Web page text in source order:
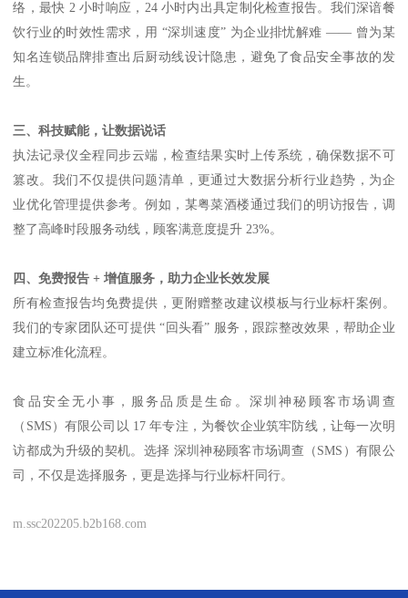
络，最快 2小时响应， 24 小时内出具定制化检查报告。我们深谙餐
饮行业的时效性需求，用 “深圳速度” 为企业排忧解难 —— 曾为某
知名连锁品牌排查出后厨动线设计隐患，避免了食品安全事故的发
生。
三、科技赋能，让数据说话
执法记录仪全程同步云端，检查结果实时上传系统，确保数据不可
篡改。我们不仅提供问题清单，更通过大数据分析行业趋势，为企
业优化管理提供参考。例如，某粤菜酒楼通过我们的明访报告，调
整了高峰时段服务动线，顾客满意度提升 23%。
四、免费报告 +增值服务，助力企业长效发展
所有检查报告均免费提供，更附赠整改建议模板与行业标杆案例。
我们的专家团队还可提供 “回头看” 服务，跟踪整改效果，帮助企业
建立标准化流程。
食品安全无小事，服务品质是生命。深圳神秘顾客市场调查
（ SMS ）有限公司以 17年专注，为餐饮企业筑牢防线，让每一次明
访都成为升级的契机。选择 深圳神秘顾客市场调查（ SMS ）有限公
司，不仅是选择服务，更是选择与行业标杆同行。
m.ssc202205.b2b168.com